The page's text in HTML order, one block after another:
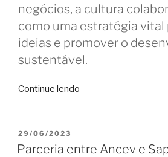
negócios, a cultura
como uma estratégia
ideias e promover o
sustentável.
Continue lendo
colaborativa
PUBLICADO
EM
29/06/2023
Parceria entre Ancev e